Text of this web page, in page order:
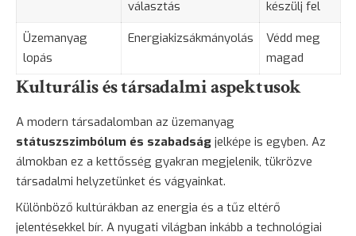
választás
készülj fel
Üzemanyag
lopás
Energiakizsákmányolás
Védd meg
magad
Kulturális és társadalmi aspektusok
A modern társadalomban az üzemanyag
státuszszimbólum és szabadság jelképe is egyben. Az
álmokban ez a kettősség gyakran megjelenik, tükrözve
társadalmi helyzetünket és vágyainkat.
Különböző kultúrákban az energia és a tűz eltérő
jelentésekkel bír. A nyugati világban inkább a technológiai